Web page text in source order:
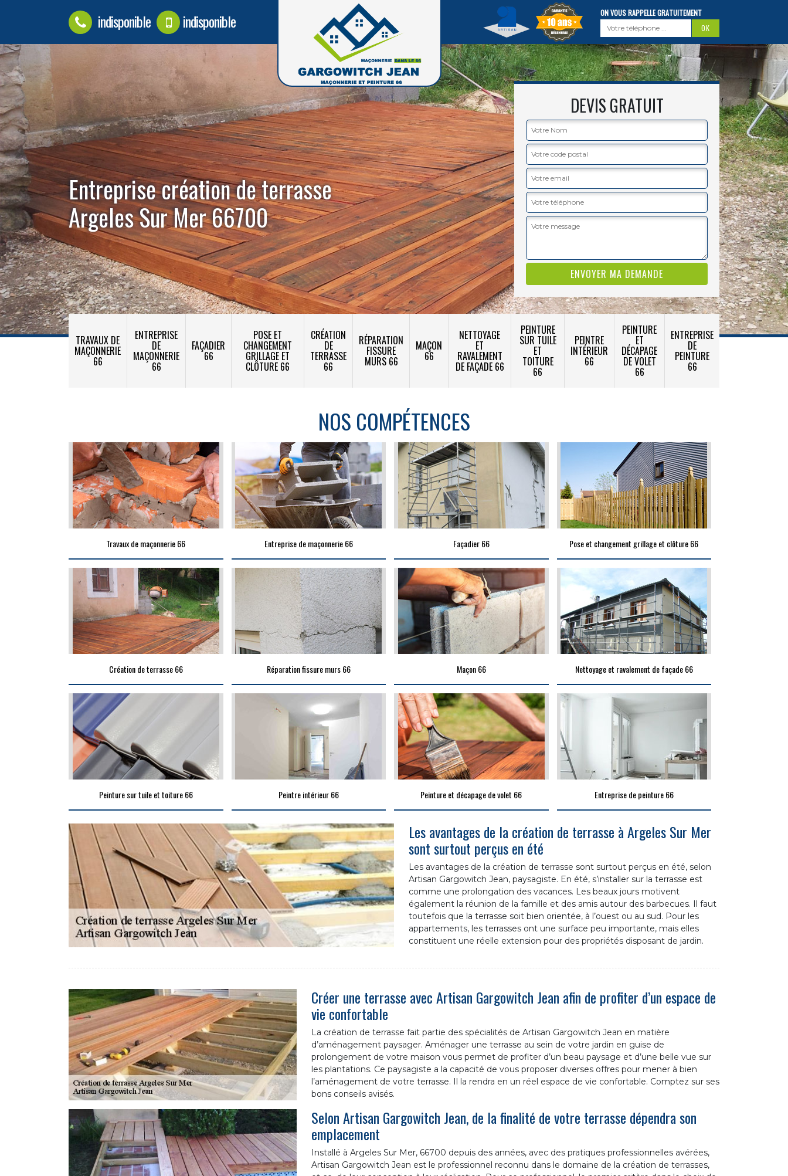
indisponible indisponible ON VOUS RAPPELLE GRATUITEMENT
Entreprise création de terrasse
Argeles Sur Mer 66700
DEVIS GRATUIT
TRAVAUX DE
MAÇONNERIE
66
ENTREPRISE
DE
MAÇONNERIE
66
FAÇADIER
66
POSE ET
CHANGEMENT
GRILLAGE ET
CLÔTURE 66
CRÉATION
DE
TERRASSE
66
RÉPARATION
FISSURE
MURS 66
MAÇON
66
NETTOYAGE
ET
RAVALEMENT
DE FAÇADE 66
PEINTURE
SUR TUILE
ET
TOITURE
66
PEINTRE
INTÉRIEUR
66
PEINTURE
ET
DÉCAPAGE
DE VOLET
66
ENTREPRISE
DE
PEINTURE
66
NOS COMPÉTENCES
Travaux de maçonnerie 66 Entreprise de maçonnerie 66 Façadier 66 Pose et changement grillage et clôture 66
Création de terrasse 66 Réparation fissure murs 66 Maçon 66 Nettoyage et ravalement de façade 66
Peinture sur tuile et toiture 66 Peintre intérieur 66 Peinture et décapage de volet 66 Entreprise de peinture 66
Les avantages de la création de terrasse à Argeles Sur Mer
sont surtout perçus en été
Les avantages de la création de terrasse sont surtout perçus en été, selon
Artisan Gargowitch Jean, paysagiste. En été, s’installer sur la terrasse est
comme une prolongation des vacances. Les beaux jours motivent
également la réunion de la famille et des amis autour des barbecues. Il faut
toutefois que la terrasse soit bien orientée, à l’ouest ou au sud. Pour les
appartements, les terrasses ont une surface peu importante, mais elles
constituent une réelle extension pour des propriétés disposant de jardin.
Créer une terrasse avec Artisan Gargowitch Jean afin de profiter d’un espace de
vie confortable
La création de terrasse fait partie des spécialités de Artisan Gargowitch Jean en matière
d’aménagement paysager. Aménager une terrasse au sein de votre jardin en guise de
prolongement de votre maison vous permet de profiter d’un beau paysage et d’une belle vue sur
les plantations. Ce paysagiste a la capacité de vous proposer diverses offres pour mener à bien
l’aménagement de votre terrasse. Il la rendra en un réel espace de vie confortable. Comptez sur ses
bons conseils avisés.
Selon Artisan Gargowitch Jean, de la finalité de votre terrasse dépendra son
emplacement
Installé à Argeles Sur Mer, 66700 depuis des années, avec des pratiques professionnelles avérées,
Artisan Gargowitch Jean est le professionnel reconnu dans le domaine de la création de terrasses,